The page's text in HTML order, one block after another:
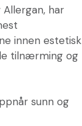
har
innen estetisk
tilnærming og
sunn og